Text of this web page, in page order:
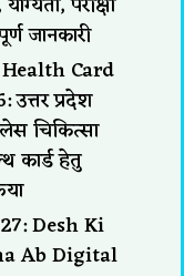
जानकारी
Card
प्रदेश
चिकित्सा
कार्ड हेतु
Desh Ki
Ab Digital